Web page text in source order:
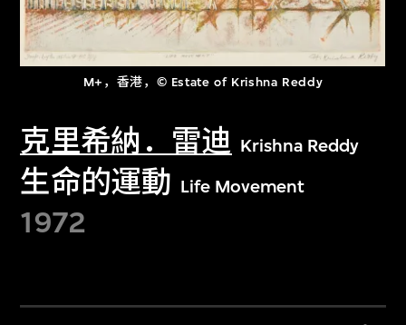
M+，香港，© Estate of Krishna Reddy
克里希納．雷迪 Krishna Reddy
生命的運動 Life Movement
1972
关于M+藏品
文化藏品。